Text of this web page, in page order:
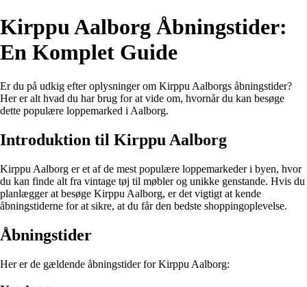
Kirppu Aalborg Åbningstider:
En Komplet Guide
Er du på udkig efter oplysninger om Kirppu Aalborgs åbningstider?
Her er alt hvad du har brug for at vide om, hvornår du kan besøge
dette populære loppemarked i Aalborg.
Introduktion til Kirppu Aalborg
Kirppu Aalborg er et af de mest populære loppemarkeder i byen, hvor
du kan finde alt fra vintage tøj til møbler og unikke genstande. Hvis du
planlægger at besøge Kirppu Aalborg, er det vigtigt at kende
åbningstiderne for at sikre, at du får den bedste shoppingoplevelse.
Åbningstider
Her er de gældende åbningstider for Kirppu Aalborg: